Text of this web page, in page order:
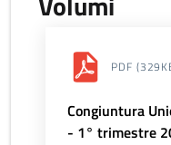
PDF
Congiuntura
- 1° trimestre